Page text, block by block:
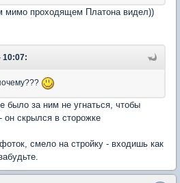
мимо проходящем Платона видел))
10:07:
было за ним не угнаться, чтобы
он скрылся в сторожке
смело на стройку - входишь как